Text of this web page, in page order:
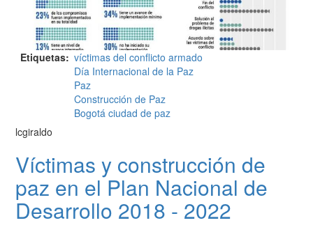
Etiquetas víctimas del conflicto armado
Día Internacional de la Paz
Paz
Construcción de Paz
Bogotá ciudad de paz
lcgiraldo
Víctimas y construcción de
paz en el Plan Nacional de
Desarrollo 2018 - 2022